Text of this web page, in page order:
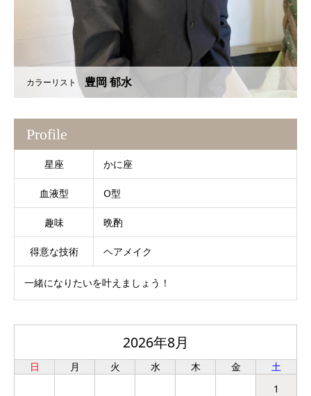
カラーリスト 豊岡 郁水
Profile
星座 かに座
血液型 O型
趣味 晩酌
得意な技術 ヘアメイク
一緒になりたいを叶えましょう！
2026年8月
日 月 火 水 木 金
土
1